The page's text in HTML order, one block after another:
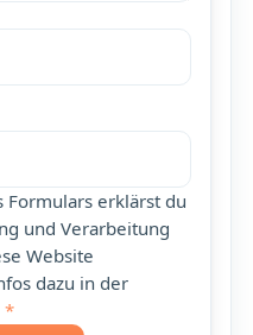
Formulars erklärst du
und Verarbeitung
Website
dazu in der
*